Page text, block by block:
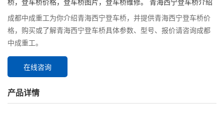
成都中成重工为你介绍青海西宁登车桥，并提供青海西宁登车桥价
格，购买或了解青海西宁登车桥具体参数、型号、报价请咨询成都
中成重工。
在线咨询
产品详情